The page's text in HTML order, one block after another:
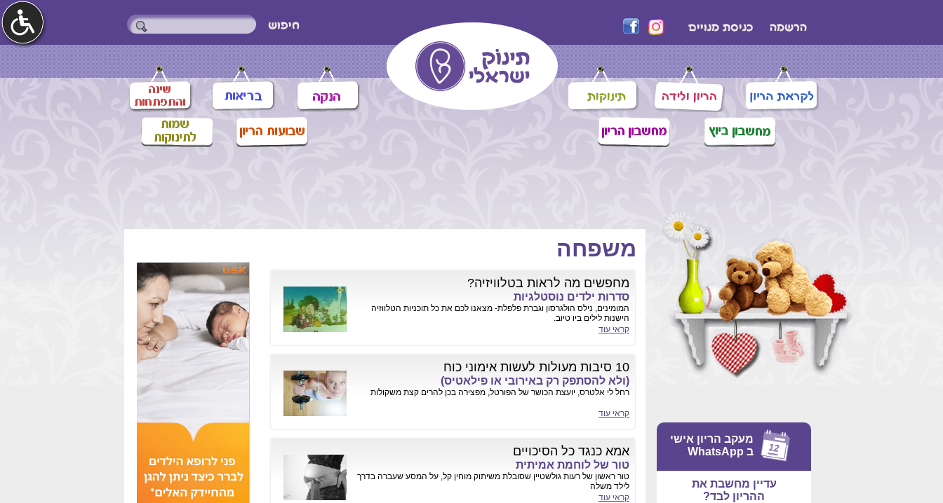
מעקב הריון אישי
ב WhatsApp
עדיין מחשבת את
ההריון לבד?
משפחה
מחפשים מה לראות בטלוויזיה?
סדרות ילדים נוסטלגיות
המומינים, נילס הולגרסון וגברת פלפלת- מצאנו לכם את כל תוכניות הטלווזיה
הישנות לילים ביו טיוב.
קראי עוד
10 סיבות מעולות לעשות אימוני כוח
(ולא להסתפק רק באירובי או פילאטיס)
רחל לי אלטרס, יועצת הכושר של הפורטל, מפצירה בכן להרים קצת משקולות
קראי עוד
אמא כנגד כל הסיכויים
טור של לוחמת אמיתית
טור ראשון של רעות גולשטיין שסובלת משיתוק מוחין קל, על המסע שעברה בדרך
לילד משלה
קראי עוד